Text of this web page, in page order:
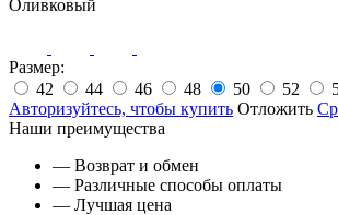
Оливковый
Размер:
42
44 46 48 50 52
Авторизуйтесь, чтобы купить Отложить
Наши преимущества
— Возврат и обмен
— Различные способы оплаты
— Лучшая цена